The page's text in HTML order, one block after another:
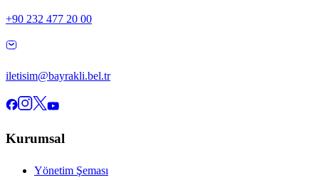
+90 232 477 20 00
iletisim@bayrakli.bel.tr
Kurumsal
Yönetim Şeması